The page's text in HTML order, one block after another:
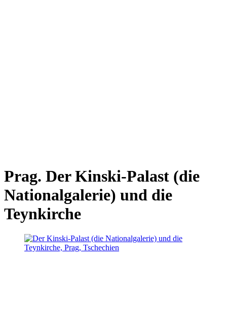
Prag. Der Kinski-Palast (die
Nationalgalerie) und die
Teynkirche